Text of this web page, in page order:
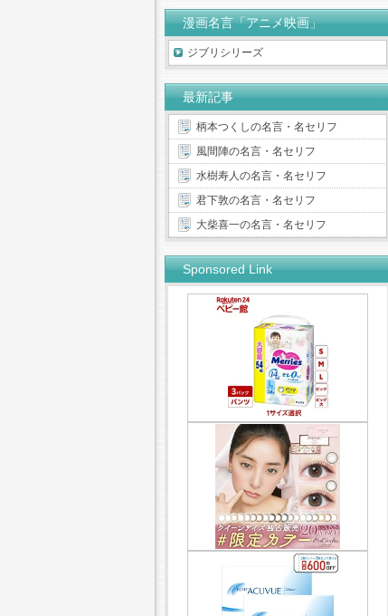
漫画名言「アニメ映画」
ジブリシリーズ
最新記事
柄本つくしの名言・名セリフ
風間陣の名言・名セリフ
水樹寿人の名言・名セリフ
君下敦の名言・名セリフ
大柴喜一の名言・名セリフ
Sponsored Link